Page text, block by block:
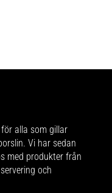
alla som gillar
Vi har sedan
med produkter från
och